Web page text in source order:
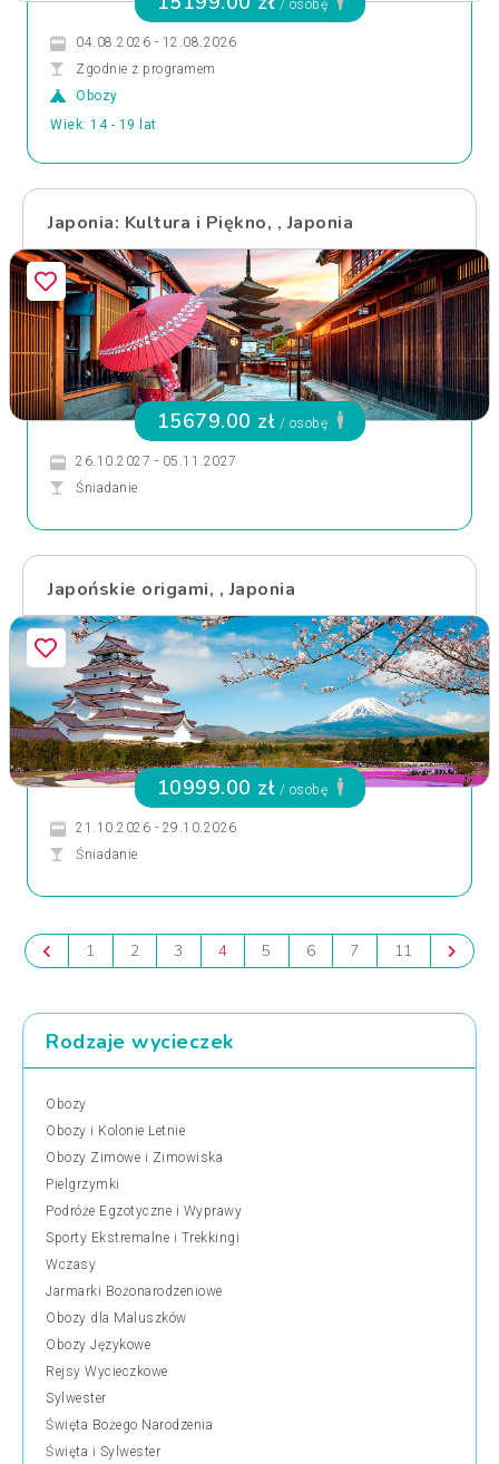
/ osobę
04.08.2026 - 12.08.2026
Zgodnie z programem
Obozy
Wiek: 14 - 19 lat
Japonia: Kultura i Piękno, , Japonia
15679.00 zł / osobę
26.10.2027 - 05.11.2027
Śniadanie
Japońskie origami, , Japonia
10999.00 zł / osobę
21.10.2026 - 29.10.2026
Śniadanie
1 2 3 4 5 6 7 11
Rodzaje wycieczek
Obozy
Obozy i Kolonie Letnie
Obozy Zimowe i Zimowiska
Pielgrzymki
Podróże Egzotyczne i Wyprawy
Sporty Ekstremalne i Trekkingi
Wczasy
Jarmarki Bożonarodzeniowe
Obozy dla Maluszków
Obozy Językowe
Rejsy Wycieczkowe
Sylwester
Święta Bożego Narodzenia
Święta i Sylwester